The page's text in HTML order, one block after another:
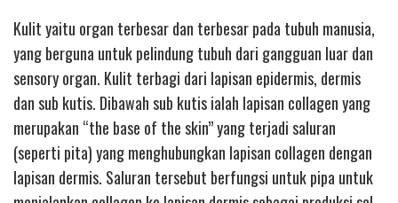
Kulit yaitu organ terbesar dan terbesar pada tubuh manusia,
yang berguna untuk pelindung tubuh dari gangguan luar dan
sensory organ. Kulit terbagi dari lapisan epidermis, dermis
dan sub kutis. Dibawah sub kutis ialah lapisan collagen yang
merupakan “the base of the skin” yang terjadi saluran
(seperti pita) yang menghubungkan lapisan collagen dengan
lapisan dermis. Saluran tersebut berfungsi untuk pipa untuk